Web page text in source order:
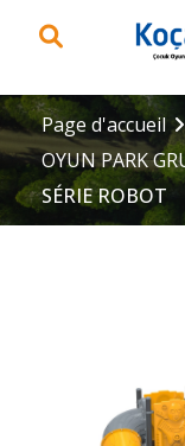
Page d'accueil
OYUN PARK
SÉRIE ROBOT